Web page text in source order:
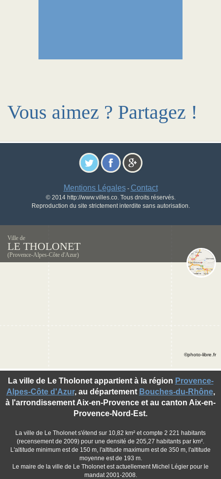
Vous aimez ? Partagez !
Mentions Légales- Contact
© 2014 http://www.villes.co. Tous droits réservés.
Reproduction du site strictement interdite sans autorisation.
Ville de
LE THOLONET
(Provence-Alpes-Côte d'Azur)
La ville de Le Tholonet appartient à la région Provence-
Alpes-Côte d'Azur, au département Bouches-du-Rhône,
à l'arrondissement Aix-en-Provence et au canton Aix-en-
Provence-Nord-Est.
La ville de Le Tholonet s'étend sur 10,82 km² et compte 2 221 habitants
(recensement de 2009) pour une densité de 205,27 habitants par km².
L'altitude minimum est de 150 m, l'altitude maximum est de 350 m, l'altitude
moyenne est de 193 m.
Le maire de la ville de Le Tholonet est actuellement Michel Légier pour le
mandat 2001-2008.
©photo-libre.fr